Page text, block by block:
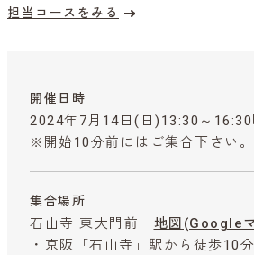
担当コースをみる
開催日時
2024年7月14日(日)13:30～16:30
※開始10分前にはご集合下さい。
集合場所
石山寺 東大門前 地図(Google
・京阪「石山寺」駅から徒歩10分